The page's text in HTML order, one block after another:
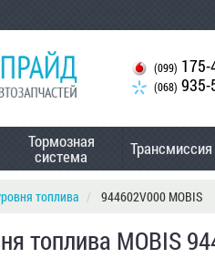
(099) 175-
(068) 935-
Тормозная
система Трансмиссия
топлива 944602V000 MOBIS
топлива MOBIS